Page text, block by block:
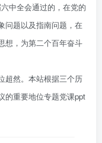
中全会通过的，在党的
问题以及指南问题，在
想，为第二个百年奋斗
超然。本站根据三个历
的重要地位专题党课ppt